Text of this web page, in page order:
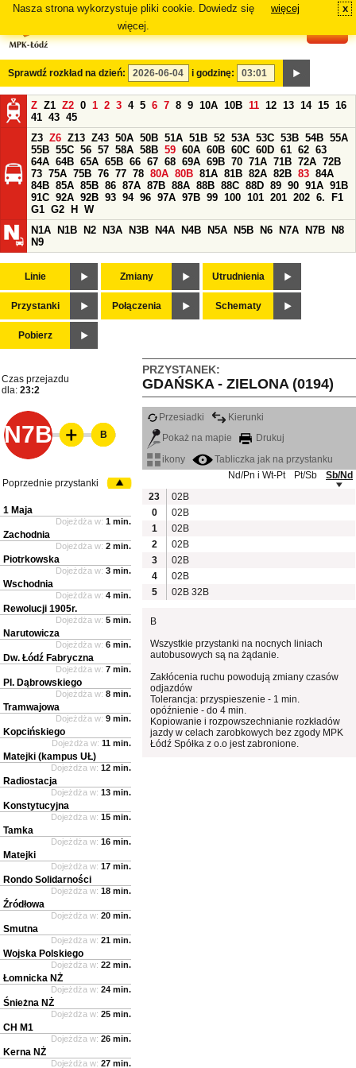
Nasza strona wykorzystuje pliki cookie. Dowiedz się
więcej.
więcej x
Sprawdź rozkład na dzień: i godzinę:
Z Z1 Z2 0 1 2 3 4 5 6 7 8 9 10A 10B 11 12 13 14 15 16
41 43 45
Z3 Z6 Z13 Z43 50A 50B 51A 51B 52 53A 53C 53B 54B 55A
55B 55C 56 57 58A 58B 59 60A 60B 60C 60D 61 62 63
64A 64B 65A 65B 66 67 68 69A 69B 70 71A 71B 72A 72B
73 75A 75B 76 77 78 80A 80B 81A 81B 82A 82B 83 84A
84B 85A 85B 86 87A 87B 88A 88B 88C 88D 89 90 91A 91B
91C 92A 92B 93 94 96 97A 97B 99 100 101 201 202 6.
F1
G1 G2 H
W
N1A
N1B N2 N3A N3B N4A N4B N5A N5B N6 N7A N7B
N8
N9
Linie Zmiany Utrudnienia
Przystanki Połączenia Schematy
Pobierz
PRZYSTANEK:
GDAŃSKA - ZIELONA (0194)
Czas przejazdu
dla: 23:2
N7B
Przesiadki
Kierunki
Pokaż na mapie
Drukuj
ikony
Tabliczka jak na przystanku
Nd/Pn i Wt-Pt
Pt/Sb
Sb/Nd
23
02B
0
02B
1
02B
2
02B
3
02B
4
02B
5
02B 32B
B
Wszystkie przystanki na nocnych liniach
autobusowych są na żądanie.
Zakłócenia ruchu powodują zmiany czasów
odjazdów
Tolerancja: przyspieszenie - 1 min.
opóźnienie - do 4 min.
Kopiowanie i rozpowszechnianie rozkładów
jazdy w celach zarobkowych bez zgody MPK
Łódź Spółka z o.o jest zabronione.
B
Poprzednie przystanki
1 Maja
Dojeżdża w: 1 min.
Zachodnia
Dojeżdża w: 2 min.
Piotrkowska
Dojeżdża w: 3 min.
Wschodnia
Dojeżdża w: 4 min.
Rewolucji 1905r.
Dojeżdża w: 5 min.
Narutowicza
Dojeżdża w: 6 min.
Dw. Łódź Fabryczna
Dojeżdża w: 7 min.
Pl. Dąbrowskiego
Dojeżdża w: 8 min.
Tramwajowa
Dojeżdża w: 9 min.
Kopcińskiego
Dojeżdża w: 11 min.
Matejki (kampus UŁ)
Dojeżdża w: 12 min.
Radiostacja
Dojeżdża w: 13 min.
Konstytucyjna
Dojeżdża w: 15 min.
Tamka
Dojeżdża w: 16 min.
Matejki
Dojeżdża w: 17 min.
Rondo Solidarności
Dojeżdża w: 18 min.
Źródłowa
Dojeżdża w: 20 min.
Smutna
Dojeżdża w: 21 min.
Wojska Polskiego
Dojeżdża w: 22 min.
Łomnicka NŻ
Dojeżdża w: 24 min.
Śnieżna NŻ
Dojeżdża w: 25 min.
CH M1
Dojeżdża w: 26 min.
Kerna NŻ
Dojeżdża w: 27 min.